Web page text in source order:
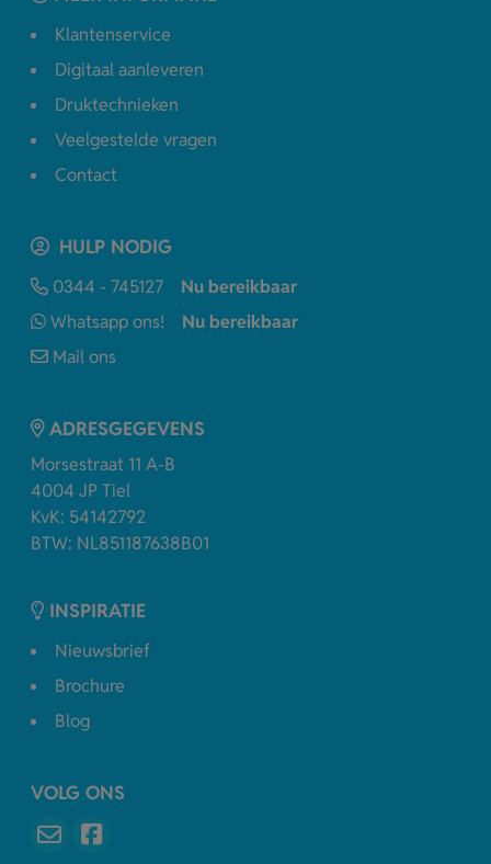
Klantenservice
Digitaal aanleveren
Druktechnieken
Veelgestelde vragen
Contact
HULP NODIG
0344 - 745127
Nu bereikbaar
Whatsapp ons!
Nu bereikbaar
Mail ons
ADRESGEGEVENS
Morsestraat 11 A-B
4004 JP Tiel
KvK: 54142792
BTW: NL851187638B01
INSPIRATIE
Nieuwsbrief
Brochure
Blog
VOLG ONS